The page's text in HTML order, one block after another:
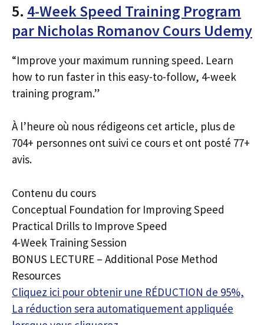
5. 4-Week Speed Training Program
par Nicholas Romanov Cours Udemy
“Improve your maximum running speed. Learn
how to run faster in this easy-to-follow, 4-week
training program.”
À l’heure où nous rédigeons cet article, plus de
704+ personnes ont suivi ce cours et ont posté 77+
avis.
Contenu du cours
Conceptual Foundation for Improving Speed
Practical Drills to Improve Speed
4-Week Training Session
BONUS LECTURE – Additional Pose Method
Resources
Cliquez ici pour obtenir une RÉDUCTION de 95%,
La réduction sera automatiquement appliquée